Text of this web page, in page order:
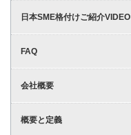
日本SME格付けご紹介VIDEO
FAQ
会社概要
概要と定義